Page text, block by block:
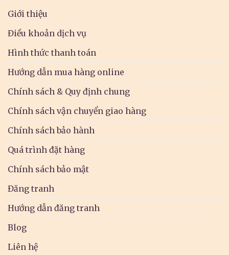
Giới thiệu
Điều khoản dịch vụ
Hình thức thanh toán
Hướng dẫn mua hàng online
Chính sách & Quy định chung
Chính sách vận chuyển giao hàng
Chính sách bảo hành
Quá trình đặt hàng
Chính sách bảo mật
Đăng tranh
Hướng dẫn đăng tranh
Blog
Liên hệ